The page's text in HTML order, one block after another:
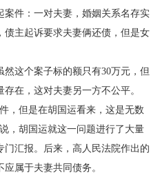
件：一对夫妻，婚姻关系名存实
主起诉要求夫妻俩还债，但是女
这个案子标的额只有30万元，但
在，这对夫妻另一方不公平。
但是在胡国运看来，这是无数
，胡国运就这一问题进行了大量
汇报。后来，高人民法院作出的
属于夫妻共同债务。